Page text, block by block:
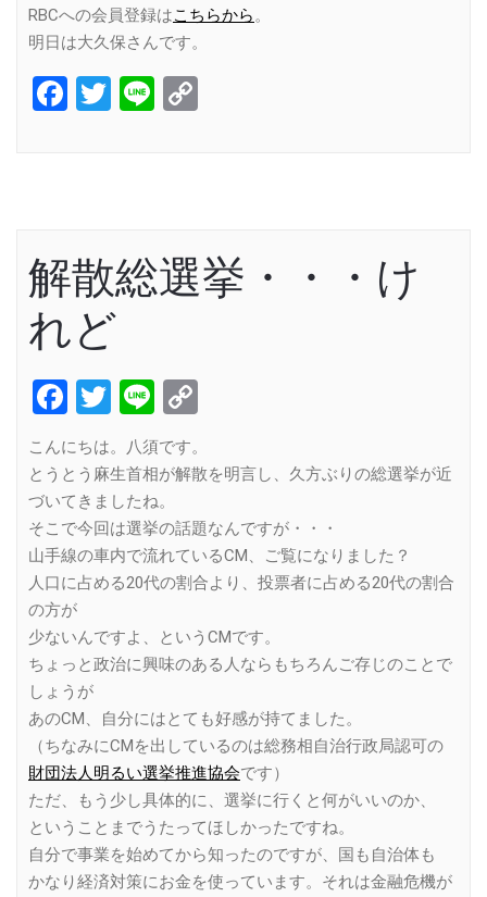
RBCへの会員登録はこちらから。
明日は大久保さんです。
Facebook
Twitter
Line
解散総選挙・・・け
れど
Facebook
Twitter
Line
こんにちは。八須です。
とうとう麻生首相が解散を明言し、久方ぶりの総選挙が近
づいてきましたね。
そこで今回は選挙の話題なんですが・・・
山手線の車内で流れているCM、ご覧になりました？
人口に占める20代の割合より、投票者に占める20代の割合
の方が
少ないんですよ、というCMです。
ちょっと政治に興味のある人ならもちろんご存じのことで
しょうが
あのCM、自分にはとても好感が持てました。
（ちなみにCMを出しているのは総務相自治行政局認可の
財団法人明るい選挙推進協会です）
ただ、もう少し具体的に、選挙に行くと何がいいのか、
ということまでうたってほしかったですね。
自分で事業を始めてから知ったのですが、国も自治体も
かなり経済対策にお金を使っています。それは金融危機が